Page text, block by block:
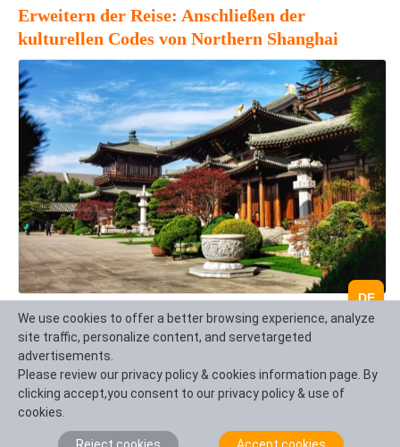
Erweitern der Reise: Anschließen der
kulturellen Codes von Northern Shanghai
Baoshan Temple ist ein einzigartiger Ausgangspunkt,
um Shanghais reiche Geschichte und vielfältige Kultur
zu erkunden.
- Shanghai "Ancient Charm Exploration" 1 Tag
Reiseroute: Baoshan Tempel (Tang Dynastie Stil
DE
We use cookies to offer a better browsing experience, analyze
site traffic, personalize content, and servetargeted
advertisements.
Please review our privacy policy & cookies information page. By
clicking accept,you consent to our privacy policy & use of
cookies.